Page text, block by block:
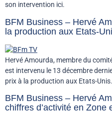
son intervention ici.
BFM Business – Hervé
la production aux Etats-
Hervé Amourda, membre du
est intervenu le 13 décembre
prix à la production aux Etats-
BFM Business – Hervé
chiffres d’activité en Zone